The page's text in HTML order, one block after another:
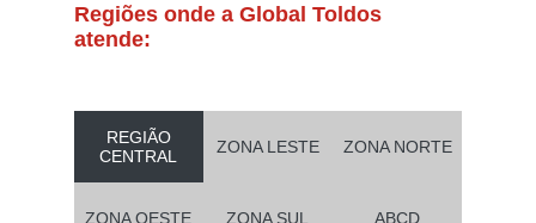
Regiões onde a Global Toldos
atende:
REGIÃO
CENTRAL
ZONA LESTE ZONA NORTE
ZONA OESTE ZONA SUL ABCD